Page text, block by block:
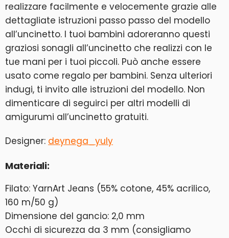
realizzare facilmente e velocemente grazie alle
dettagliate istruzioni passo passo del modello
all’uncinetto. I tuoi bambini adoreranno questi
graziosi sonagli all’uncinetto che realizzi con le
tue mani per i tuoi piccoli. Può anche essere
usato come regalo per bambini. Senza ulteriori
indugi, ti invito alle istruzioni del modello. Non
dimenticare di seguirci per altri modelli di
amigurumi all’uncinetto gratuiti.
Designer: deynega_yuly
Materiali:
Filato: YarnArt Jeans (55% cotone, 45% acrilico,
160 m/50 g)
Dimensione del gancio: 2,0 mm
Occhi di sicurezza da 3 mm (consigliamo